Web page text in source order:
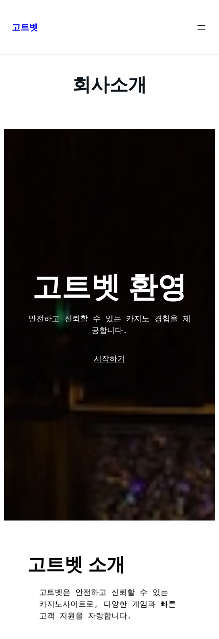
기
고트벳
회사소개
고트벳 환영
안전하고 신뢰할 수 있는 카지노 경험을 제
공합니다.
시작하기
고트벳 소개
고트벳은 안전하고 신뢰할 수 있는
카지노사이트로, 다양한 게임과 빠른
고객 지원을 자랑합니다.